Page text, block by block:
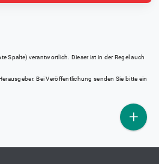
Spalte) verantwortlich. Dieser ist in der Regel auch
Bei Veröffentlichung senden Sie bitte ein